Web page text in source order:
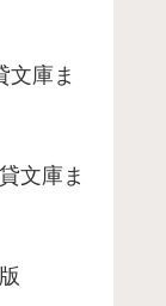
文庫ま
文庫ま